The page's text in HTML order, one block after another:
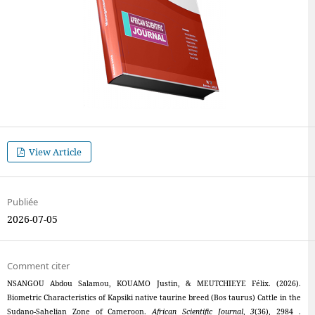
View Article
Publiée
2026-07-05
Comment citer
NSANGOU Abdou Salamou, KOUAMO Justin, & MEUTCHIEYE Félix. (2026).
Biometric Characteristics of Kapsiki native taurine breed (Bos taurus) Cattle in the
Sudano-Sahelian Zone of Cameroon.African Scientific Journal,3(36), 2984 .